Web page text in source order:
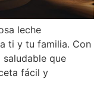
leche
ti y tu familia. Con
que
fácil y